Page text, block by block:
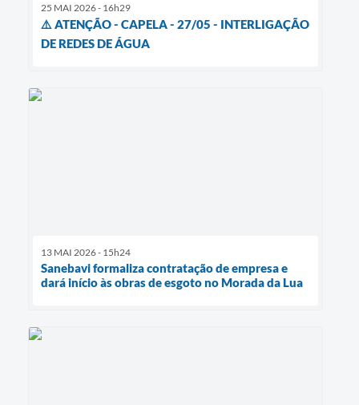
25 MAI 2026 - 16h29
⚠️ ATENÇÃO - CAPELA - 27/05 - INTERLIGAÇÃO
DE REDES DE ÁGUA
13 MAI 2026 - 15h24
Sanebavi formaliza contratação de empresa e
dará início às obras de esgoto no Morada da Lua